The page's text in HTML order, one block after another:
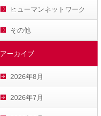
ヒューマンネットワーク
その他
アーカイブ
2026年8月
2026年7月